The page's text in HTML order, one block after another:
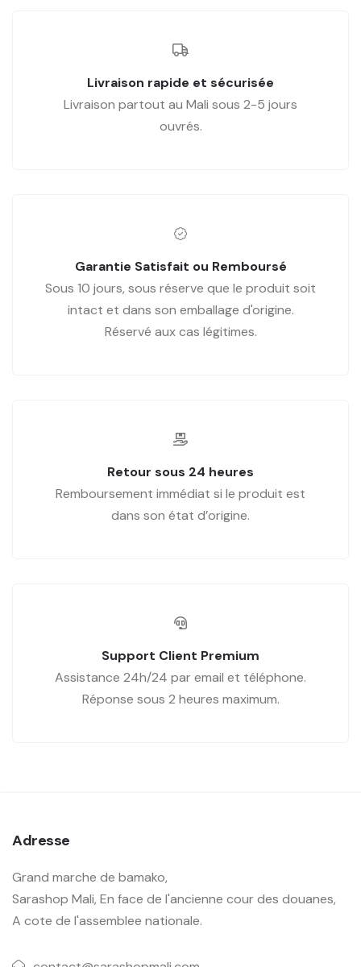
Livraison rapide et sécurisée
Livraison partout au Mali sous 2-5 jours
ouvrés.
Garantie Satisfait ou Remboursé
Sous 10 jours, sous réserve que le produit soit
intact et dans son emballage d'origine.
Réservé aux cas légitimes.
Retour sous 24 heures
Remboursement immédiat si le produit est
dans son état d’origine.
Support Client Premium
Assistance 24h/24 par email et téléphone.
Réponse sous 2 heures maximum.
Adresse
Grand marche de bamako,
Sarashop Mali, En face de l'ancienne cour des douanes,
A cote de l'assemblee nationale.